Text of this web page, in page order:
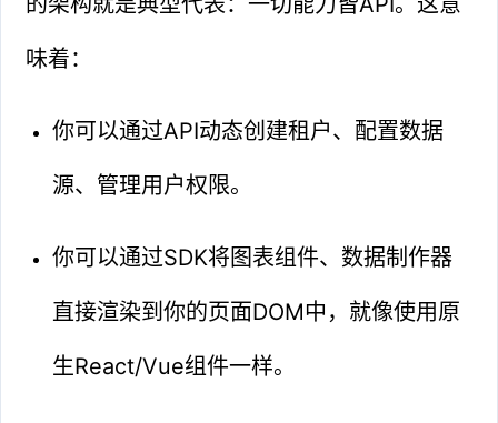
味着：
你可以通过API动态创建租户、配置数据
源、管理用户权限。
你可以通过SDK将图表组件、数据制作器
直接渲染到你的页面DOM中，就像使用原
生React/Vue组件一样。